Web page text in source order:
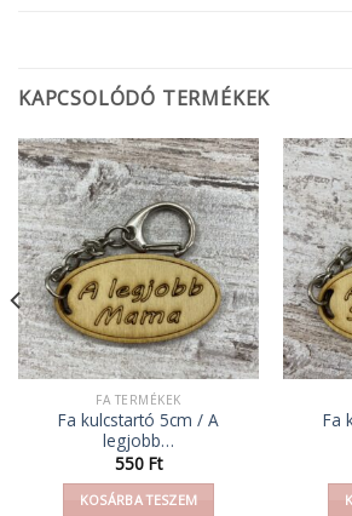
KAPCSOLÓDÓ TERMÉKEK
FA TERMÉKEK
Fa kulcstartó 5cm / A
legjobb…
550 Ft
KOSÁRBA TESZEM
Fa